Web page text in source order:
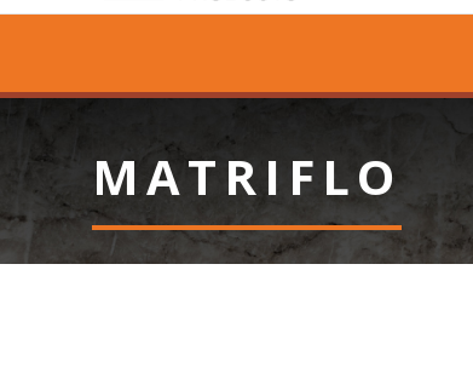
MATRIFLO